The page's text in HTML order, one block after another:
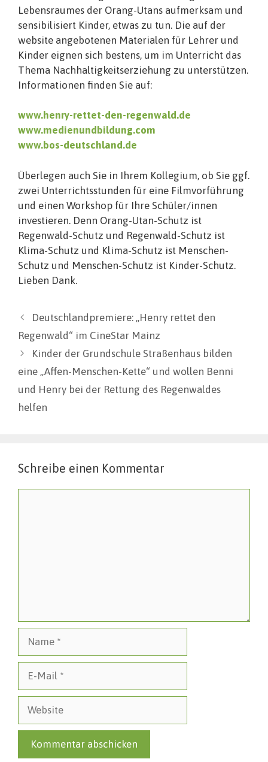
Lebensraumes der Orang-Utans aufmerksam und
sensibilisiert Kinder, etwas zu tun. Die auf der
website angebotenen Materialen für Lehrer und
Kinder eignen sich bestens, um im Unterricht das
Thema Nachhaltigkeitserziehung zu unterstützen.
Informationen finden Sie auf:
www.henry-rettet-den-regenwald.de
www.medienundbildung.com
www.bos-deutschland.de
Überlegen auch Sie in Ihrem Kollegium, ob Sie ggf.
zwei Unterrichtsstunden für eine Filmvorführung
und einen Workshop für Ihre Schüler/innen
investieren. Denn Orang-Utan-Schutz ist
Regenwald-Schutz und Regenwald-Schutz ist
Klima-Schutz und Klima-Schutz ist Menschen-
Schutz und Menschen-Schutz ist Kinder-Schutz.
Lieben Dank.
Deutschlandpremiere: „Henry rettet den
Regenwald“ im CineStar Mainz
Kinder der Grundschule Straßenhaus bilden
eine „Affen-Menschen-Kette“ und wollen Benni
und Henry bei der Rettung des Regenwaldes
helfen
Schreibe einen Kommentar
Mail